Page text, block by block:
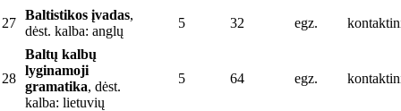
27
Baltistikos įvadas,
dėst. kalba: anglų
5 32 egz.
28
Baltų kalbų
lyginamoji
gramatika, dėst.
kalba: lietuvių
5 64 egz.